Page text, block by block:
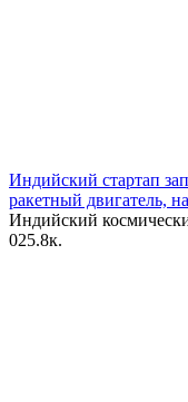
Индийский стартап
ракетный двигатель,
Индийский
025.8к.